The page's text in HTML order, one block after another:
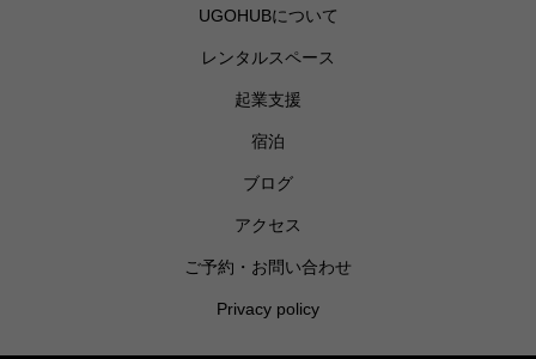
UGOHUBについて
レンタルスペース
起業支援
宿泊
ブログ
アクセス
ご予約・お問い合わせ
Privacy policy